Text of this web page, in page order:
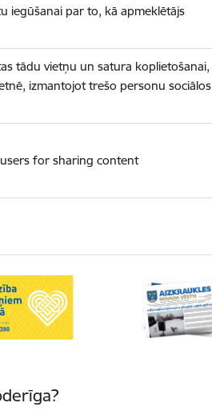
iegūšanai par to, kā apmeklētājs
tādu vietņu un satura koplietošanai,
izmantojot trešo personu sociālos
for sharing content